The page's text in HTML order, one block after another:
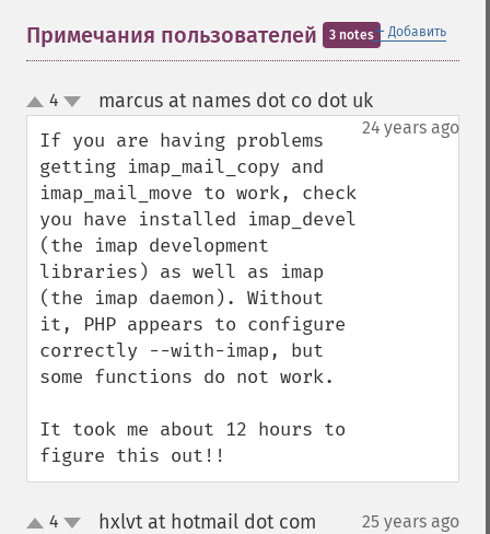
＋ Добавить
Примечания пользователей 3 notes
up
down
4 marcus at names dot co dot uk¶
24 years ago
If you are having problems
getting imap_mail_copy and
imap_mail_move to work, check
you have installed imap_devel
(the imap development
libraries) as well as imap
(the imap daemon). Without
it, PHP appears to configure
correctly --with-imap, but
some functions do not work.
It took me about 12 hours to
figure this out!!
4 hxlvt at hotmail dot com 25 years ago